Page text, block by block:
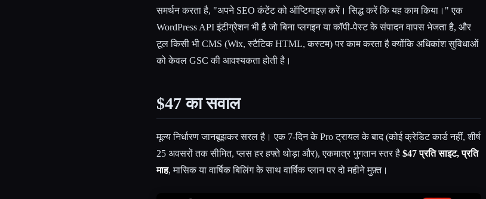
समर्थन करता है, "अपने SEO कंटेंट को ऑप्टिमाइज़ करें। सिद्ध करें कि यह काम किया।" एक
WordPress API इंटीग्रेशन भी है जो बिना प्लगइन या कॉपी-पेस्ट के संपादन वापस भेजता है, और
टूल किसी भी CMS (Wix, स्टैटिक HTML, कस्टम) पर काम करता है क्योंकि अधिकांश सुविधाओं
को केवल GSC की आवश्यकता होती है।
$47 का सवाल
मूल्य निर्धारण जानबूझकर सरल है। एक 7-दिन के Pro ट्रायल के बाद (कोई क्रेडिट कार्ड नहीं, शीर्ष
25 अवसरों तक सीमित, प्लस हर हफ्ते थोड़ा और), एकमात्र भुगतान स्तर है $47 प्रति साइट, प्रति
माह, मासिक या वार्षिक बिलिंग के साथ वार्षिक प्लान पर दो महीने मुफ़्त।